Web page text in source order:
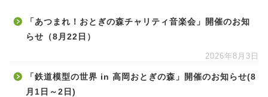
「あつまれ！おとぎの森チャリティ音楽会」開催のお知
らせ（8月22日）
2026年8月3日
「鉄道模型の世界 in 高岡おとぎの森」開催のお知らせ(8
月1日～2日)